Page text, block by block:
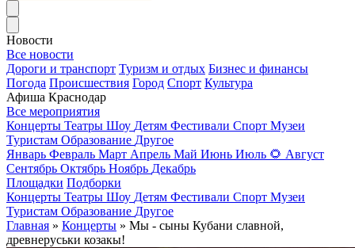
Новости
Все новости
Дороги и транспорт Туризм и отдых Бизнес и финансы
Погода Происшествия Город Спорт Культура
Афиша Краснодар
Все мероприятия
Концерты Театры Шоу Детям Фестивали Спорт Музеи
Туристам Образование Другое
Январь Февраль Март Апрель Май Июнь Июль 🌻 Август
Сентябрь Октябрь Ноябрь Декабрь
Площадки Подборки
Концерты Театры Шоу Детям Фестивали Спорт Музеи
Туристам Образование Другое
Главная » Концерты » Мы - сыны Кубани славной,
древнеруськи козакы!